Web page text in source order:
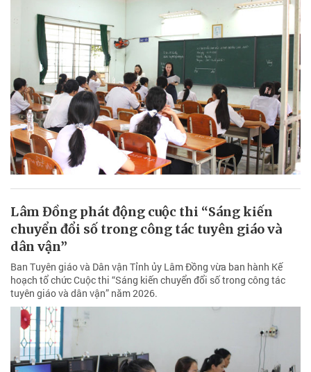
Lâm Đồng phát động cuộc thi “Sáng kiến
chuyển đổi số trong công tác tuyên giáo và
dân vận”
Ban Tuyên giáo và Dân vận Tỉnh ủy Lâm Đồng vừa ban hành Kế
hoạch tổ chức Cuộc thi “Sáng kiến chuyển đổi số trong công tác
tuyên giáo và dân vận” năm 2026.